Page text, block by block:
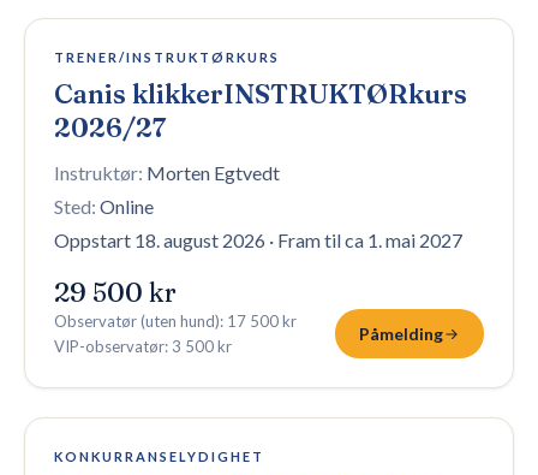
3 plasser igjen
TRENER/INSTRUKTØRKURS
Canis klikkerINSTRUKTØRkurs
2026/27
Instruktør: Morten Egtvedt
Sted: Online
Oppstart 18. august 2026 · Fram til ca 1. mai 2027
29 500 kr
Observatør (uten hund): 17 500 kr
VIP-observatør: 3 500 kr
Påmelding
4 plasser igjen
KONKURRANSELYDIGHET